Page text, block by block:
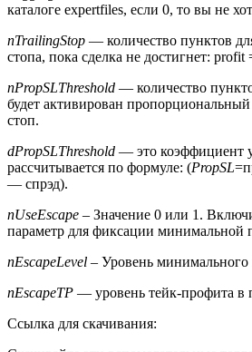
каталоге expertfiles, если 0, то вы не
nTrailingStop — количество пунктов
стопа, пока сделка не достигнет: profit
nPropSLThreshold — количество
будет активирован
стоп.
dPropSLThreshold — это коэффициент
рассчитывается по формуле: (PropSL
— спрэд).
nUseEscape – Значение 0 или 1.
параметр для фиксации минимальной
nEscapeLevel – Уровень минимального
nEscapeTP — уровень тейк-профита в
Ссылка для скачивания: